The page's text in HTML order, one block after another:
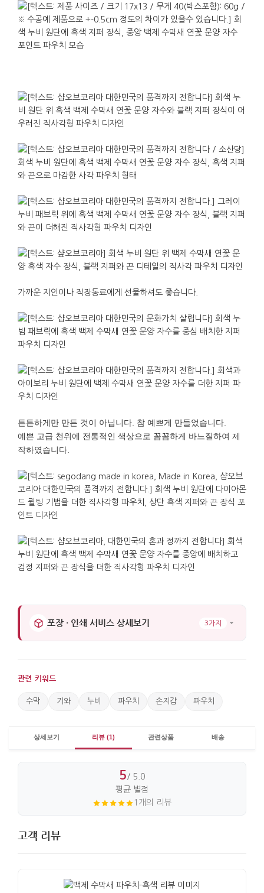
가까운 지인이나 직장동료에게 선물하셔도 좋습니다
튼튼하게만 만든 것이 아닙니다 참 예쁘게 만들었습니다
예쁜 고급 천위에 전통적인 색상으로 꼼꼼하게 바느질하여 제
작하였습니다
포장 · 인쇄 서비스 상세보기 3가지
관련 키워드
수막 기와 누비 파우치 손지갑 파우치
상세보기 리뷰 (1) 관련상품 배송
5/ 5.0
평균 별점
1개의 리뷰
고객 리뷰